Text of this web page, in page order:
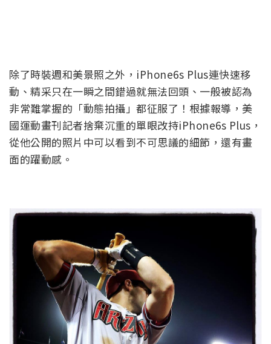
除了時裝週和美景照之外，iPhone6s Plus連快速移
動、精采只在一瞬之間錯過就無法回頭、一般被認為
非常難掌握的「動態拍攝」都征服了！根據報導，美
國運動畫刊記者捨棄沉重的單眼改持iPhone6s Plus，
從他公開的照片中可以看到不可思議的細節，還有畫
面的躍動感。